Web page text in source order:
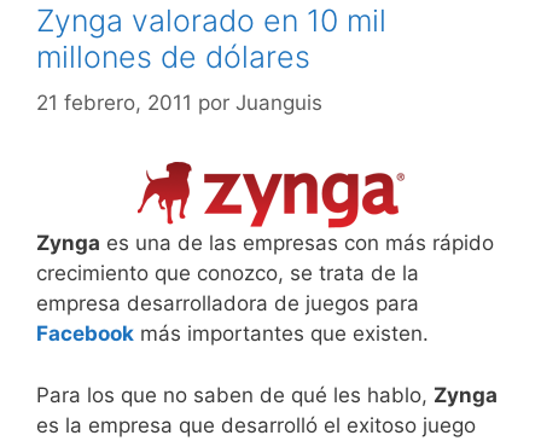
Zynga valorado en 10 mil
millones de dólares
21 febrero, 2011 por Juanguis
Zynga es una de las empresas con más rápido
crecimiento que conozco, se trata de la
empresa desarrolladora de juegos para
Facebook más importantes que existen.
Para los que no saben de qué les hablo, Zynga
es la empresa que desarrolló el exitoso juego